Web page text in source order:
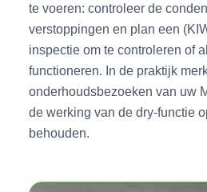
te voeren: controleer de
verstoppingen en plan een
inspectie om te controleren of
functioneren. In de praktijk
onderhoudsbezoeken van uw
de werking van de dry-functie
behouden.